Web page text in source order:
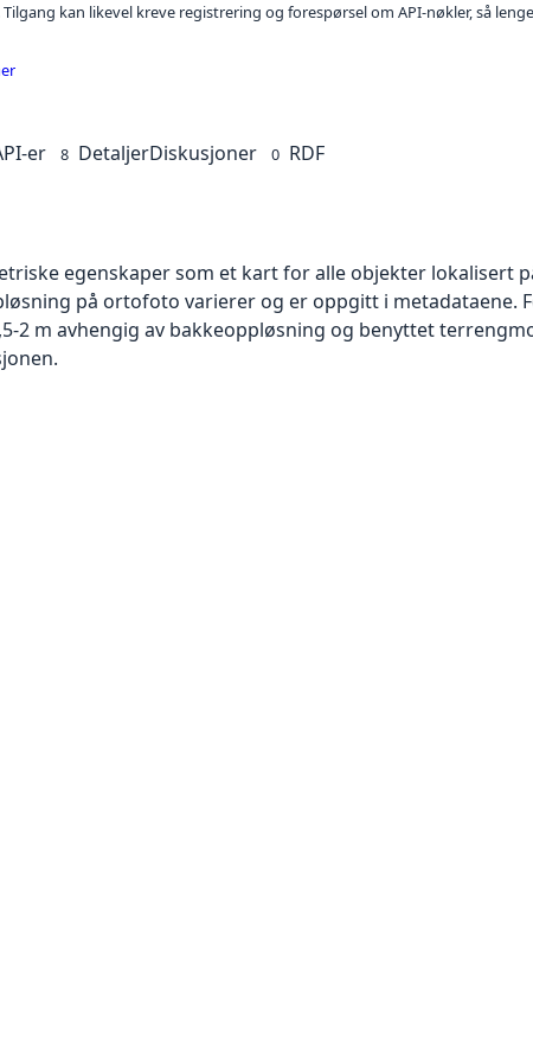
kan likevel kreve registrering og forespørsel om API-nøkler, så
er 8 DetaljerDiskusjoner 0 RDF
egenskaper som et kart for alle objekter lokalisert
på ortofoto varierer og er oppgitt i metadataene.
2 m avhengig av bakkeoppløsning og benyttet